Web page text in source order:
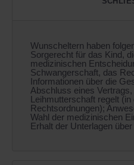
Wunscheltern haben
Sorgerecht für das Kind,
medizinischen
Schwangerschaft, das
Informationen über die
Abschluss eines
Leihmutterschaft regelt (in
Rechtsordnungen);
Wahl der medizinischen
Erhalt der Unterlagen